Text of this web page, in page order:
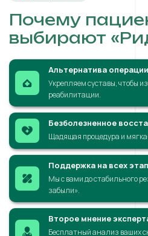
Почему
выбирают
Альтернатива операции
Укрепляем суставы, чтобы
реабилитации.
Безболезненное
Щадящая процедура и
Поддержка на всех
Мы с вами до стабильного
забыли».
Второе мнение
Бесплатный анализ ваших